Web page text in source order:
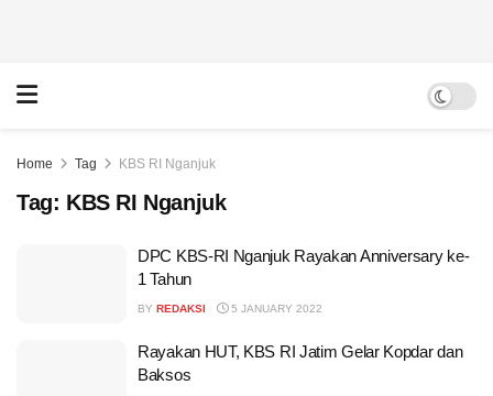
Home Tag KBS RI Nganjuk
Tag: KBS RI Nganjuk
DPC KBS-RI Nganjuk Rayakan Anniversary ke-
1 Tahun
BY REDAKSI 5 JANUARY 2022
Rayakan HUT, KBS RI Jatim Gelar Kopdar dan
Baksos